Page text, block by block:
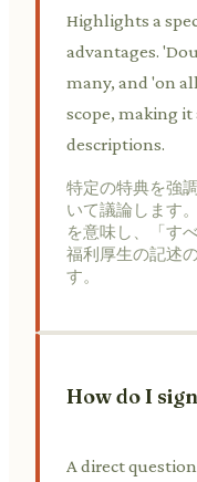
Highlights a
advantages.
many, and 'on
scope, making
descriptions.
特定の特典を強
いて議論します
を意味し、「す
福利厚生の記述
す。
How do I
A direct